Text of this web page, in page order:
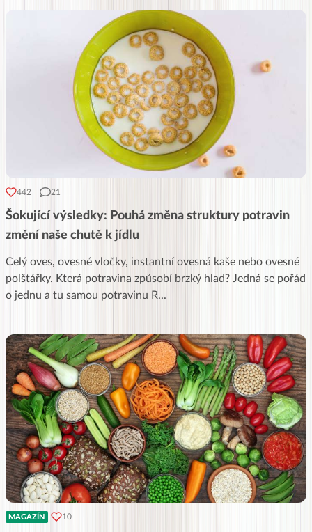
442 21
Šokující výsledky: Pouhá změna struktury potravin
změní naše chutě k jídlu
Celý oves, ovesné vločky, instantní ovesná kaše nebo ovesné
polštářky. Která potravina způsobí brzký hlad? Jedná se pořád
o jednu a tu samou potravinu R...
MAGAZÍN 10